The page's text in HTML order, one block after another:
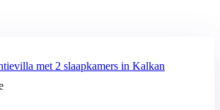
met 2 slaapkamers in Kalkan